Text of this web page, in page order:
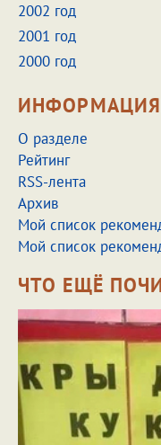
2002 год
2001 год
2000 год
ИНФОРМАЦИЯ
О разделе
Рейтинг
RSS-лента
Архив
Мой список
Мой список
ЧТО ЕЩЁ